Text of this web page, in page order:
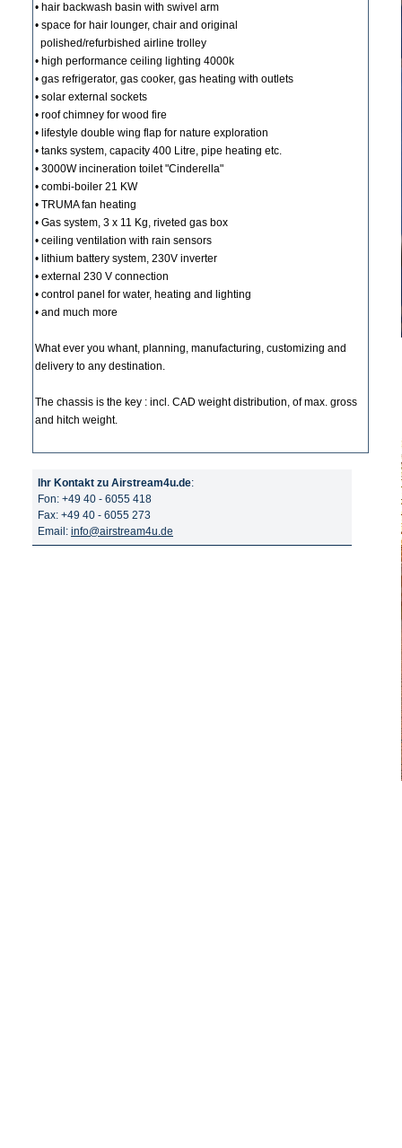
• hair backwash basin with swivel arm
• space for hair lounger, chair and original
polished/refurbished airline trolley
• high performance ceiling lighting 4000k
• gas refrigerator, gas cooker, gas heating with outlets
• solar external sockets
• roof chimney for wood fire
• lifestyle double wing flap for nature exploration
• tanks system, capacity 400 Litre, pipe heating etc.
• 3000W incineration toilet "Cinderella"
• combi-boiler 21 KW
• TRUMA fan heating
• Gas system, 3 x 11 Kg, riveted gas box
• ceiling ventilation with rain sensors
• lithium battery system, 230V inverter
• external 230 V connection
• control panel for water, heating and lighting
• and much more
What ever you whant, planning, manufacturing, customizing and
delivery to any destination.
The chassis is the key : incl. CAD weight distribution, of max. gross
and hitch weight.
Ihr Kontakt zu Airstream4u.de:
Fon: +49 40 - 6055 418
Fax: +49 40 - 6055 273
Email: info@airstream4u.de